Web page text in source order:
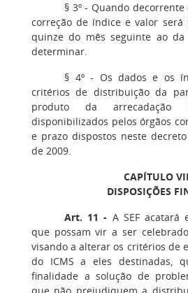
§ 3º - Quando
correção de índice e valor
quinze do mês seguinte ao
determinar.
§ 4º - Os dados e os
critérios de distribuição da
produto da arrecadação
disponibilizados pelos órgãos
e prazo dispostos neste
de 2009.
CAPÍTULO VII
DISPOSIÇÕES
Art. 11 - A SEF acatará
que possam vir a ser
visando a alterar os critérios de
do ICMS a eles destinadas,
finalidade a solução de